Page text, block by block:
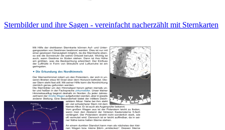
Sternbilder und ihre Sagen - vereinfacht nacherzählt mit Sternkarten